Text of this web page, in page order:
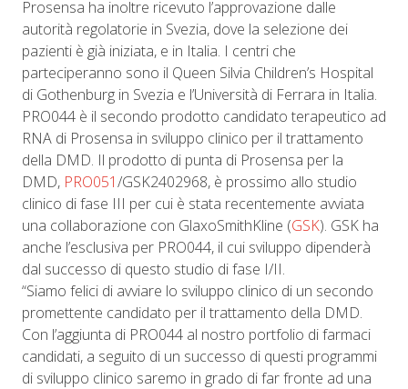
Prosensa ha inoltre ricevuto l’approvazione dalle
autorità regolatorie in Svezia, dove la selezione dei
pazienti è già iniziata, e in Italia. I centri che
parteciperanno sono il Queen Silvia Children’s Hospital
di Gothenburg in Svezia e l’Università di Ferrara in Italia.
PRO044 è il secondo prodotto candidato terapeutico ad
RNA di Prosensa in sviluppo clinico per il trattamento
della DMD. Il prodotto di punta di Prosensa per la
DMD, PRO051/GSK2402968, è prossimo allo studio
clinico di fase III per cui è stata recentemente avviata
una collaborazione con GlaxoSmithKline (GSK). GSK ha
anche l’esclusiva per PRO044, il cui sviluppo dipenderà
dal successo di questo studio di fase I/II.
“Siamo felici di avviare lo sviluppo clinico di un secondo
promettente candidato per il trattamento della DMD.
Con l’aggiunta di PRO044 al nostro portfolio di farmaci
candidati, a seguito di un successo di questi programmi
di sviluppo clinico saremo in grado di far fronte ad una